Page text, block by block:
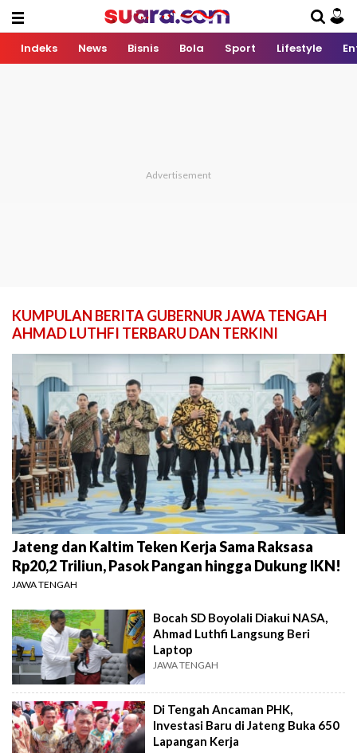
Indeks News Bisnis Bola Sport Lifestyle
KUMPULAN BERITA GUBERNUR JAWA TENGAH
AHMAD LUTHFI TERBARU DAN TERKINI
Jateng dan Kaltim Teken Kerja Sama Raksasa
Rp20,2 Triliun, Pasok Pangan hingga Dukung IKN!
JAWA TENGAH
Bocah SD Boyolali Diakui NASA,
Ahmad Luthfi Langsung Beri
Laptop
JAWA TENGAH
Di Tengah Ancaman PHK,
Investasi Baru di Jateng Buka 650
Lapangan Kerja